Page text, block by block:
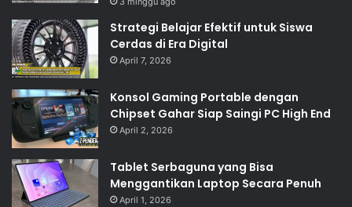
Strategi Belajar Efektif untuk Siswa
Cerdas di Era Digital
April 7, 2026
Konsol Gaming Portable dengan
Chipset Gahar Siap Saingi PC High End
April 2, 2026
Tablet Serbaguna yang Bisa
Menggantikan Laptop Secara Penuh
April 1, 2026